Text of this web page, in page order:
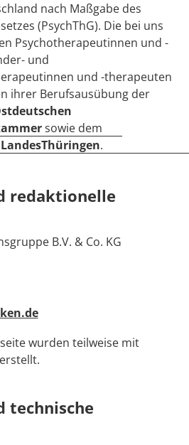
nach Maßgabe des
(PsychThG). Die bei uns
Psychotherapeutinnen und -
und
und -therapeuten
ihrer Berufsausübung der
sowie dem
.
redaktionelle
B.V. & Co. KG
wurden teilweise mit
technische